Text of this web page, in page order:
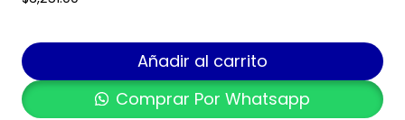
Añadir al carrito
Comprar Por Whatsapp